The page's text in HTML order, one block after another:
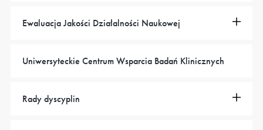
Ewaluacja Jakości Działalności Naukowej
Uniwersyteckie Centrum Wsparcia Badań Klinicznych
Rady dyscyplin